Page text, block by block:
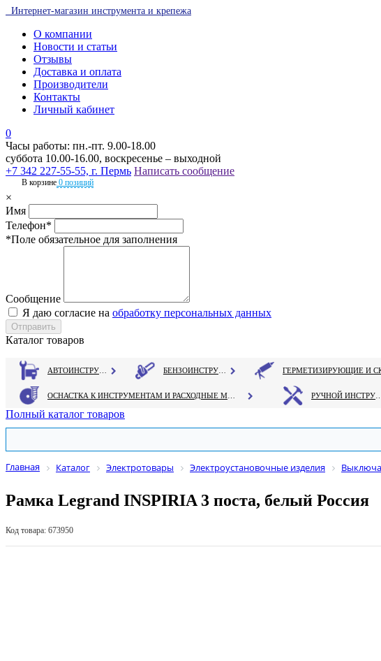
Интернет-магазин инструмента и крепежа
О компании
Новости и статьи
Отзывы
Доставка и оплата
Производители
Контакты
Личный кабинет
0
Часы работы: пн.-пт. 9.00-18.00
суббота 10.00-16.00, воскресенье – выходной
+7 342 227-55-55, г. Пермь Написать сообщение
В корзине 0 позиций
×
Имя
Телефон*
*Поле обязательное для заполнения
Сообщение
Я даю согласие на обработку персональных данных
Каталог товаров
Полный каталог товаров
Главная Каталог Электротовары Электроустановочные изделия
Рамка Legrand INSPIRIA 3 поста, белый Россия
Код товара: 673950